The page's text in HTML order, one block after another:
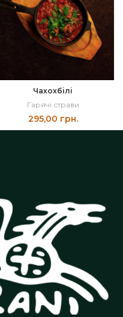
Чахохбілі
Гарячі страви
295,00 грн.